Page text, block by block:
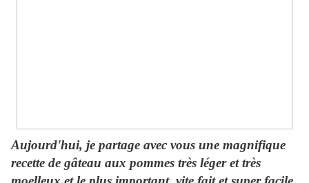
Aujourd'hui, je partage avec vous une magnifique
recette de gâteau aux pommes très léger et très